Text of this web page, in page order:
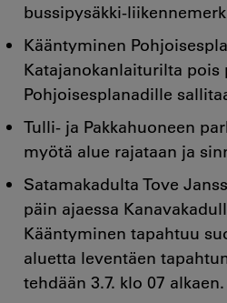
bussipysäkki-
Kääntyminen
Katajanokanlaiturilta pois
Pohjoisesplanadille
Tulli- ja Pakkahuoneen
myötä alue rajataan ja
Satamakadulta Tove
päin ajaessa
Kääntyminen tapahtuu
aluetta leventäen
tehdään 3.7. klo 07 alkaen.